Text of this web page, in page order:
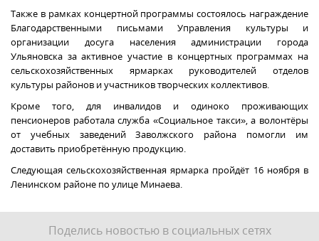
Также в рамках концертной программы состоялось награждение
Благодарственными письмами Управления культуры и
организации досуга населения администрации города
Ульяновска за активное участие в концертных программах на
сельскохозяйственных ярмарках руководителей отделов
культуры районов и участников творческих коллективов.
Кроме того, для инвалидов и одиноко проживающих
пенсионеров работала служба «Социальное такси», а волонтёры
от учебных заведений Заволжского района помогли им
доставить приобретённую продукцию.
Следующая сельскохозяйственная ярмарка пройдёт 16 ноября в
Ленинском районе по улице Минаева.
Поделись новостью в социальных сетях